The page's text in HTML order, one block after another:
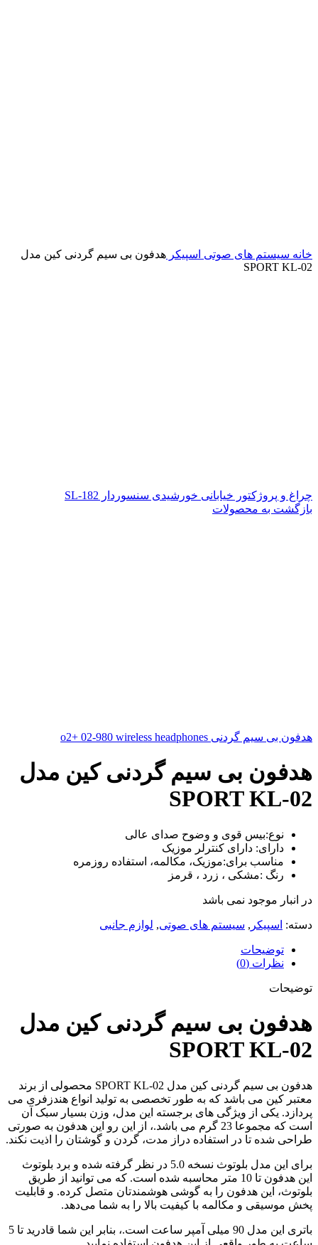
خانه سیستم های صوتی اسپیکر هدفون بی سیم گردنی کین مدل
SPORT KL-02
چراغ و پروژکتور خیابانی خورشیدی سنسوردار SL-182
بازگشت به محصولات
هدفون بی سیم گردنی o2+ 02-980 wireless headphones
هدفون بی سیم گردنی کین مدل
SPORT KL-02
نوع:بیس قوی و وضوح صدای عالی
دارای: دارای کنترلر موزیک
مناسب برای:موزیک، مکالمه، استفاده روزمره
رنگ :مشکی ، زرد ، قرمز
در انبار موجود نمی باشد
دسته: اسپیکر , سیستم های صوتی, لوازم جانبی
توضیحات
نظرات (0)
توضیحات
هدفون بی سیم گردنی کین مدل
SPORT KL-02
هدفون بی سیم گردنی کین مدل SPORT KL-02 محصولی از برند
معتبر کین می باشد که به طور تخصصی به تولید انواع هندزفری می
پردازد. یکی از ویژگی های برجسته این مدل، وزن بسیار سبک آن
است که مجموعا 23 گرم می باشد.، از این رو این هدفون به صورتی
طراحی شده تا در استفاده‌ دراز مدت، گردن و گوشتان را اذیت نکند.
برای این مدل بلوتوث نسخه 5.0 در نظر گرفته شده و برد بلوتوث
این هدفون تا 10 متر محاسبه شده است. که می توانید از طریق
بلوتوث، این هدفون را به گوشی‌ هوشمندتان متصل کرده. و قابلیت
پخش موسیقی و مکالمه با کیفیت بالا را به شما می‌دهد.
باتری این مدل 90 میلی آمپر ساعت است.، بنابر این شما قادرید تا 5